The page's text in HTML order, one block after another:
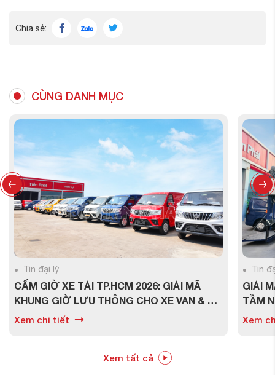
Chia sẻ:
CÙNG DANH MỤC
Tin đại lý
CẤM GIỜ XE TẢI TP.HCM 2026: GIẢI MÃ
KHUNG GIỜ LƯU THÔNG CHO XE VAN & XE
1.9 TẤN
Xem chi tiết
Tin
GIẢI
TẦM
Xem
Xem tất cả